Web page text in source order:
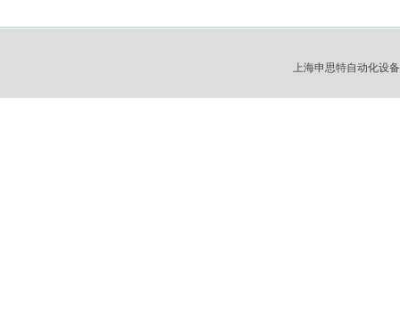
上海申思特自动化设